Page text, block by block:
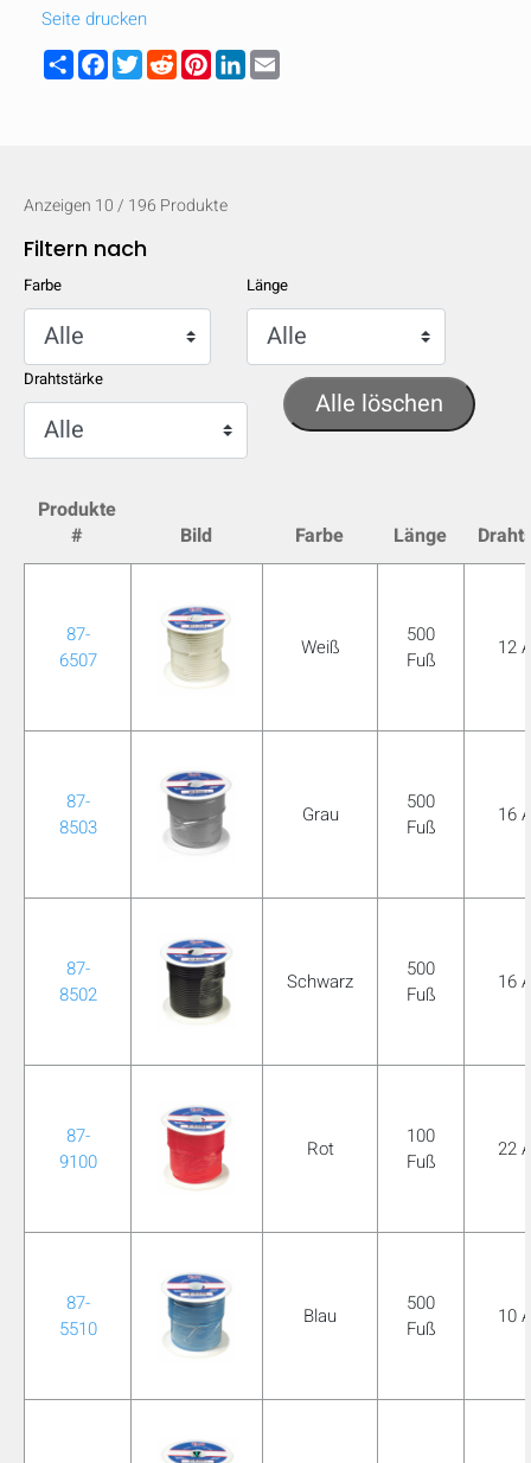
Vergleichen
keyboard_arrow_downAUSBLENDEN
[MISSING:
mobile_display_warn Please
turn your phone to ]
Seite drucken
ShareFacebook
TwitterRedditPinterest
LinkedIn
Anzeigen 10/ 196 Produkte
Filtern nach
Farbe Länge
Drahtstärke
Alle löschen
Produkte
#
Bild Farbe Länge
87-
6507
Weiß
500
Fuß
12
87-
8503
Grau
500
Fuß
16
87-
8502
Schwarz
500
Fuß
16
87-
9100
Rot
100
Fuß
22
87-
5510
Blau
500
Fuß
10